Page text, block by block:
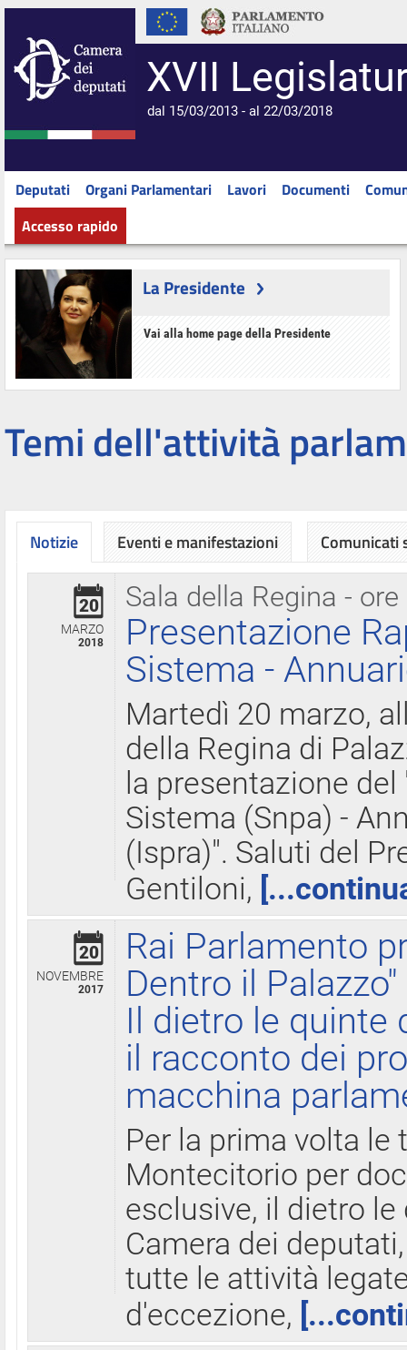
XVII
dal 15/03/2013 - al 22/03/2018
Deputati Organi Parlamentari Lavori Documenti
Accesso rapido
La Presidente
Vai alla home page della Presidente
Temi dell'attività
Notizie
Sala della Regina - ore
20
MARZO
2018
Presentazione
Sistema -
Martedì 20 marzo,
della Regina di
la presentazione
Sistema (Snpa) -
(Ispra)". Saluti del
Gentiloni,
20
NOVEMBRE
2017
Rai Parlamento
Dentro il Palazzo"
Il dietro le quinte
il racconto dei
macchina
Per la prima volta le
Montecitorio per
esclusive, il dietro
Camera dei
tutte le attività
d'eccezione,
Eventi e manifestazioni Comunicati